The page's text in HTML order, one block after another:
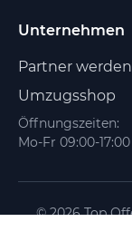
Unternehmen
Partner werden
Umzugsshop
Öffnungszeiten:
Mo-Fr 09:00-17:00
© 2026 Top